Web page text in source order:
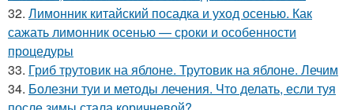
32. Лимонник китайский посадка и уход осенью. Как
сажать лимонник осенью — сроки и особенности
процедуры
33. Гриб трутовик на яблоне. Трутовик на яблоне. Лечим
34. Болезни туи и методы лечения. Что делать, если туя